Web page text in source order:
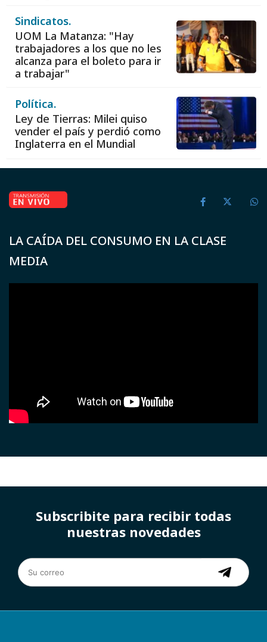
Sindicatos.
UOM La Matanza: "Hay
trabajadores a los que no les
alcanza para el boleto para ir
a trabajar"
Política.
Ley de Tierras: Milei quiso
vender el país y perdió como
Inglaterra en el Mundial
LA CAÍDA DEL CONSUMO EN LA CLASE
MEDIA
Subscribite para recibir todas
nuestras novedades